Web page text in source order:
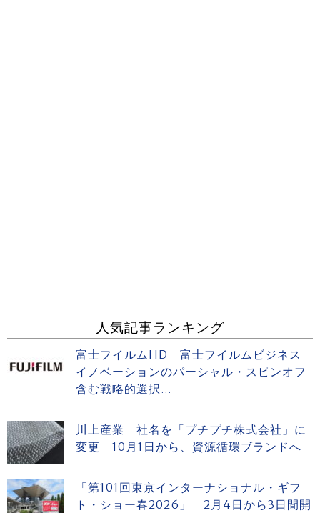
人気記事ランキング
富士フイルムHD 富士フイルムビジネス
イノベーションのパーシャル・スピンオフ
含む戦略的選択...
川上産業 社名を「プチプチ株式会社」に
変更 10月1日から、資源循環ブランドへ
「第101回東京インターナショナル・ギフ
ト・ショー春2026」 2月4日から3日間開